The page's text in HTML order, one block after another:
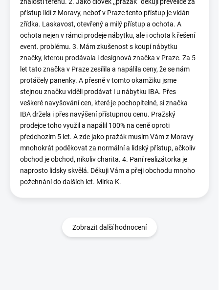
znalosti terénu. 2. Jako člověk ,,pražák“ děkuji převelice za
přístup lidí z Moravy, neboť v Praze tento přístup je vídán
zřídka. Laskavost, otevřený a milý přístup a ochota. A
ochota nejen v rámci prodeje nábytku, ale i ochota k řešení
event. problému. 3. Mám zkušenost s koupí nábytku
značky, kterou prodávala i designová značka v Praze. Za 5
let tato značka v Praze zesílila a napálila ceny, že se nám
protáčely panenky. A přesně v tomto okamžiku jsme
stejnou značku viděli prodávat i u nábytku IBA. Přes
veškeré navyšování cen, které je pochopitelné, si značka
IBA držela i přes navýšení přístupnou cenu. Pražský
prodejce toho využil a napálil 100% na ceně oproti
předchozím 5 let. A zde jako pražák musím Vám z Moravy
mnohokrát poděkovat za normální a lidský přístup, ačkoliv
obchod je obchod, nikoliv charita. 4. Paní realizátorka je
naprosto lidsky skvělá. Děkuji Vám a přeji obchodu mnoho
požehnání do dalších let. Mirka K.
Zobrazit další hodnocení